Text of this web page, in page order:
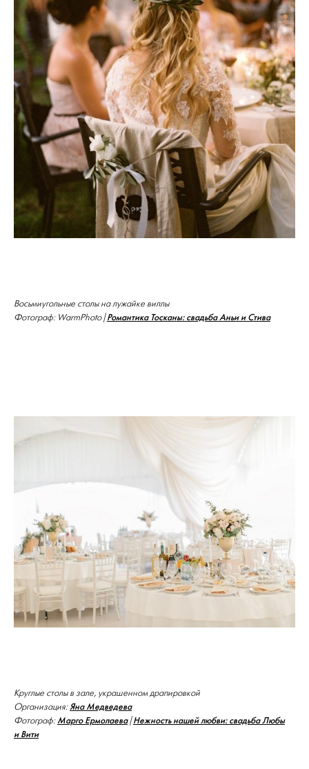
Восьмиугольные столы на лужайке виллы
Фотограф: WarmPhoto |Романтика Тосканы: свадьба Аньи и Стива
Круглые столы в зале, украшенном драпировкой
Организация:Яна Медведева
Фотограф: Марго Ермолаева|Нежность нашей любви: свадьба Любы
и Вити